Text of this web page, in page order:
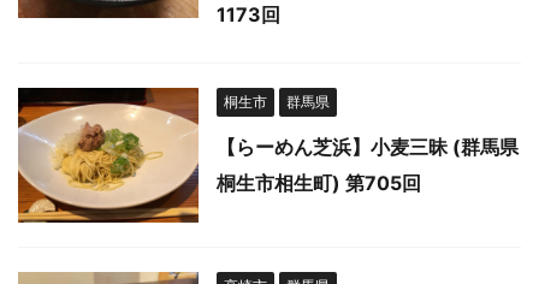
1173回
桐生市 群馬県
【らーめん芝浜】小麦三昧 (群馬県
桐生市相生町) 第705回